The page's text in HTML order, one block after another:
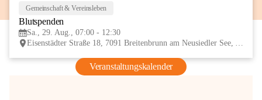
Gemeinschaft & Vereinsleben
Blutspenden
Sa., 29. Aug., 07:00 - 12:30
Eisenstädter Straße 18, 7091 Breitenbrunn am Neusiedler See, AUT
Veranstaltungskalender